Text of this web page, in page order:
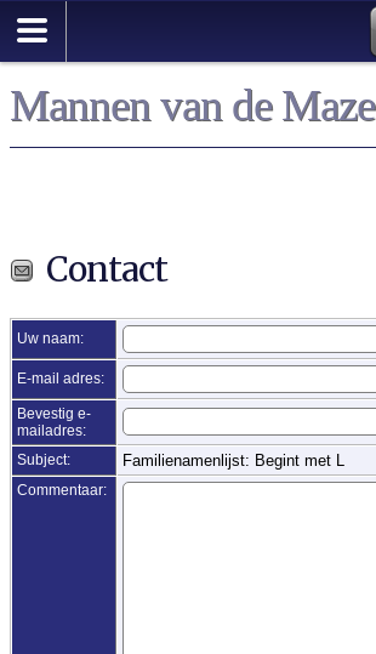
Mannen van de Maze
Contact
Uw naam:
E-mail adres:
Bevestig e-
mailadres:
Subject:
Familienamenlijst: Begint met L
Commentaar: